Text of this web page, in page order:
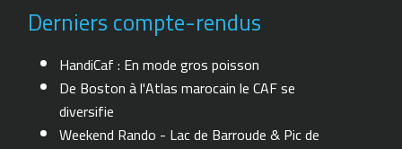
Derniers compte-rendus
HandiCaf : En mode gros poisson
De Boston à l'Atlas marocain le CAF se
diversifie
Weekend Rando - Lac de Barroude & Pic de